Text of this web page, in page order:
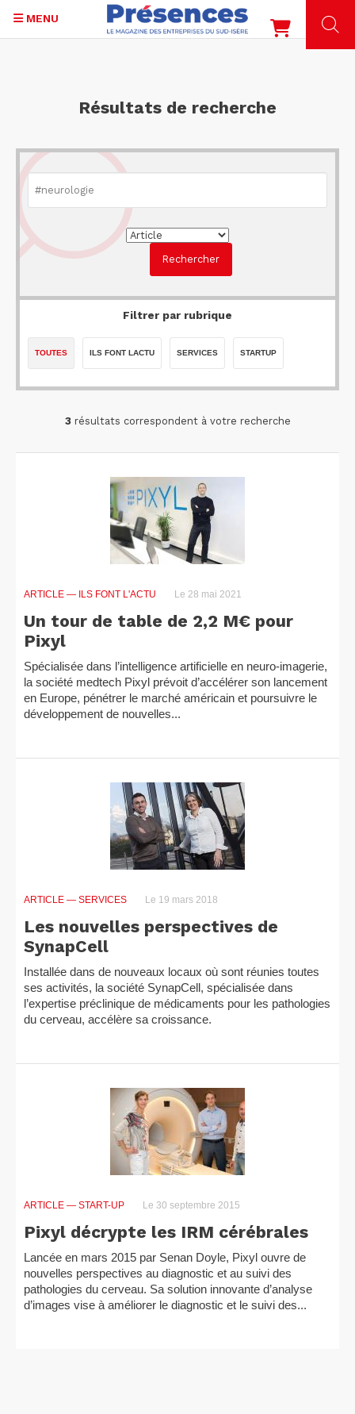
MENU
Résultats de recherche
Filtrer par rubrique
TOUTES ILS FONT LACTU SERVICES STARTUP
3résultats correspondent à votre recherche
ARTICLE — ILS FONT L'ACTU Le 28 mai 2021
Un tour de table de 2,2 M€ pour
Pixyl
Spécialisée dans l’intelligence artificielle en neuro-imagerie,
la société medtech Pixyl prévoit d’accélérer son lancement
en Europe, pénétrer le marché américain et poursuivre le
développement de nouvelles...
ARTICLE — SERVICES Le 19 mars 2018
Les nouvelles perspectives de
SynapCell
Installée dans de nouveaux locaux où sont réunies toutes
ses activités, la société SynapCell, spécialisée dans
l’expertise préclinique de médicaments pour les pathologies
du cerveau, accélère sa croissance.
ARTICLE — START-UP Le 30 septembre 2015
Pixyl décrypte les IRM cérébrales
Lancée en mars 2015 par Senan Doyle, Pixyl ouvre de
nouvelles perspectives au diagnostic et au suivi des
pathologies du cerveau. Sa solution innovante d’analyse
d’images vise à améliorer le diagnostic et le suivi des...